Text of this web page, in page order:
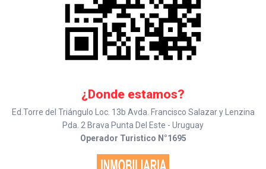
¿Donde estamos?
Ed.Torre del Triángulo Loc. 13b Avda. Francisco Salazar y Lenzina
Pda. 2 Brava Punta Del Este - Uruguay
Operador Turistico N°1695